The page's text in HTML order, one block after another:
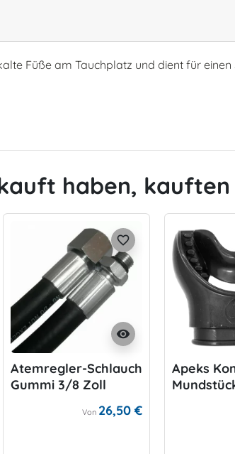
Füße am Tauchplatz und dient für
haben, kauften
visibility
favorite_border
Atemregler-Schlauch
Gummi 3/8 Zoll
Von 26,50 €
Apeks